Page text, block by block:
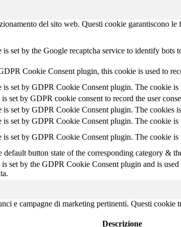
del sito web. Questi cookie garantiscono
set by the Google recaptcha service to identify bots
Cookie Consent plugin, this cookie is used to
is set by GDPR Cookie Consent plugin. The cookie
set by GDPR cookie consent to record the user
is set by GDPR Cookie Consent plugin. The cookies
is set by GDPR Cookie Consent plugin. The cookie
is set by GDPR Cookie Consent plugin. The cookie
default button state of the corresponding category &
set by the GDPR Cookie Consent plugin and is
e campagne di marketing pertinenti. Questi
Descrizione